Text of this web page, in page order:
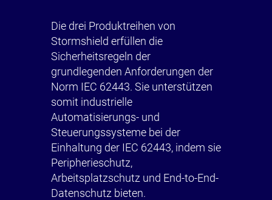
Die drei Produktreihen von
Stormshield erfüllen die
Sicherheitsregeln der
grundlegenden Anforderungen der
Norm IEC 62443. Sie unterstützen
somit industrielle
Automatisierungs- und
Steuerungssysteme bei der
Einhaltung der IEC 62443, indem sie
Peripherieschutz,
Arbeitsplatzschutz und End-to-End-
Datenschutz bieten.